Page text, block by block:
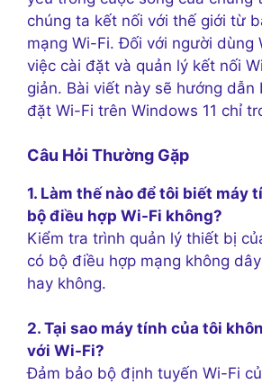
chúng ta kết nối với thế giới từ
mạng Wi-Fi. Đối với người dùng
việc cài đặt và quản lý kết nối
giản. Bài viết này sẽ hướng dẫn
đặt Wi-Fi trên Windows 11 chỉ
Câu Hỏi Thường Gặp
1. Làm thế nào để tôi biết máy
bộ điều hợp Wi-Fi không?
Kiểm tra trình quản lý thiết bị
có bộ điều hợp mạng không
hay không.
2. Tại sao máy tính của tôi
với Wi-Fi?
Đảm bảo bộ định tuyến Wi-Fi